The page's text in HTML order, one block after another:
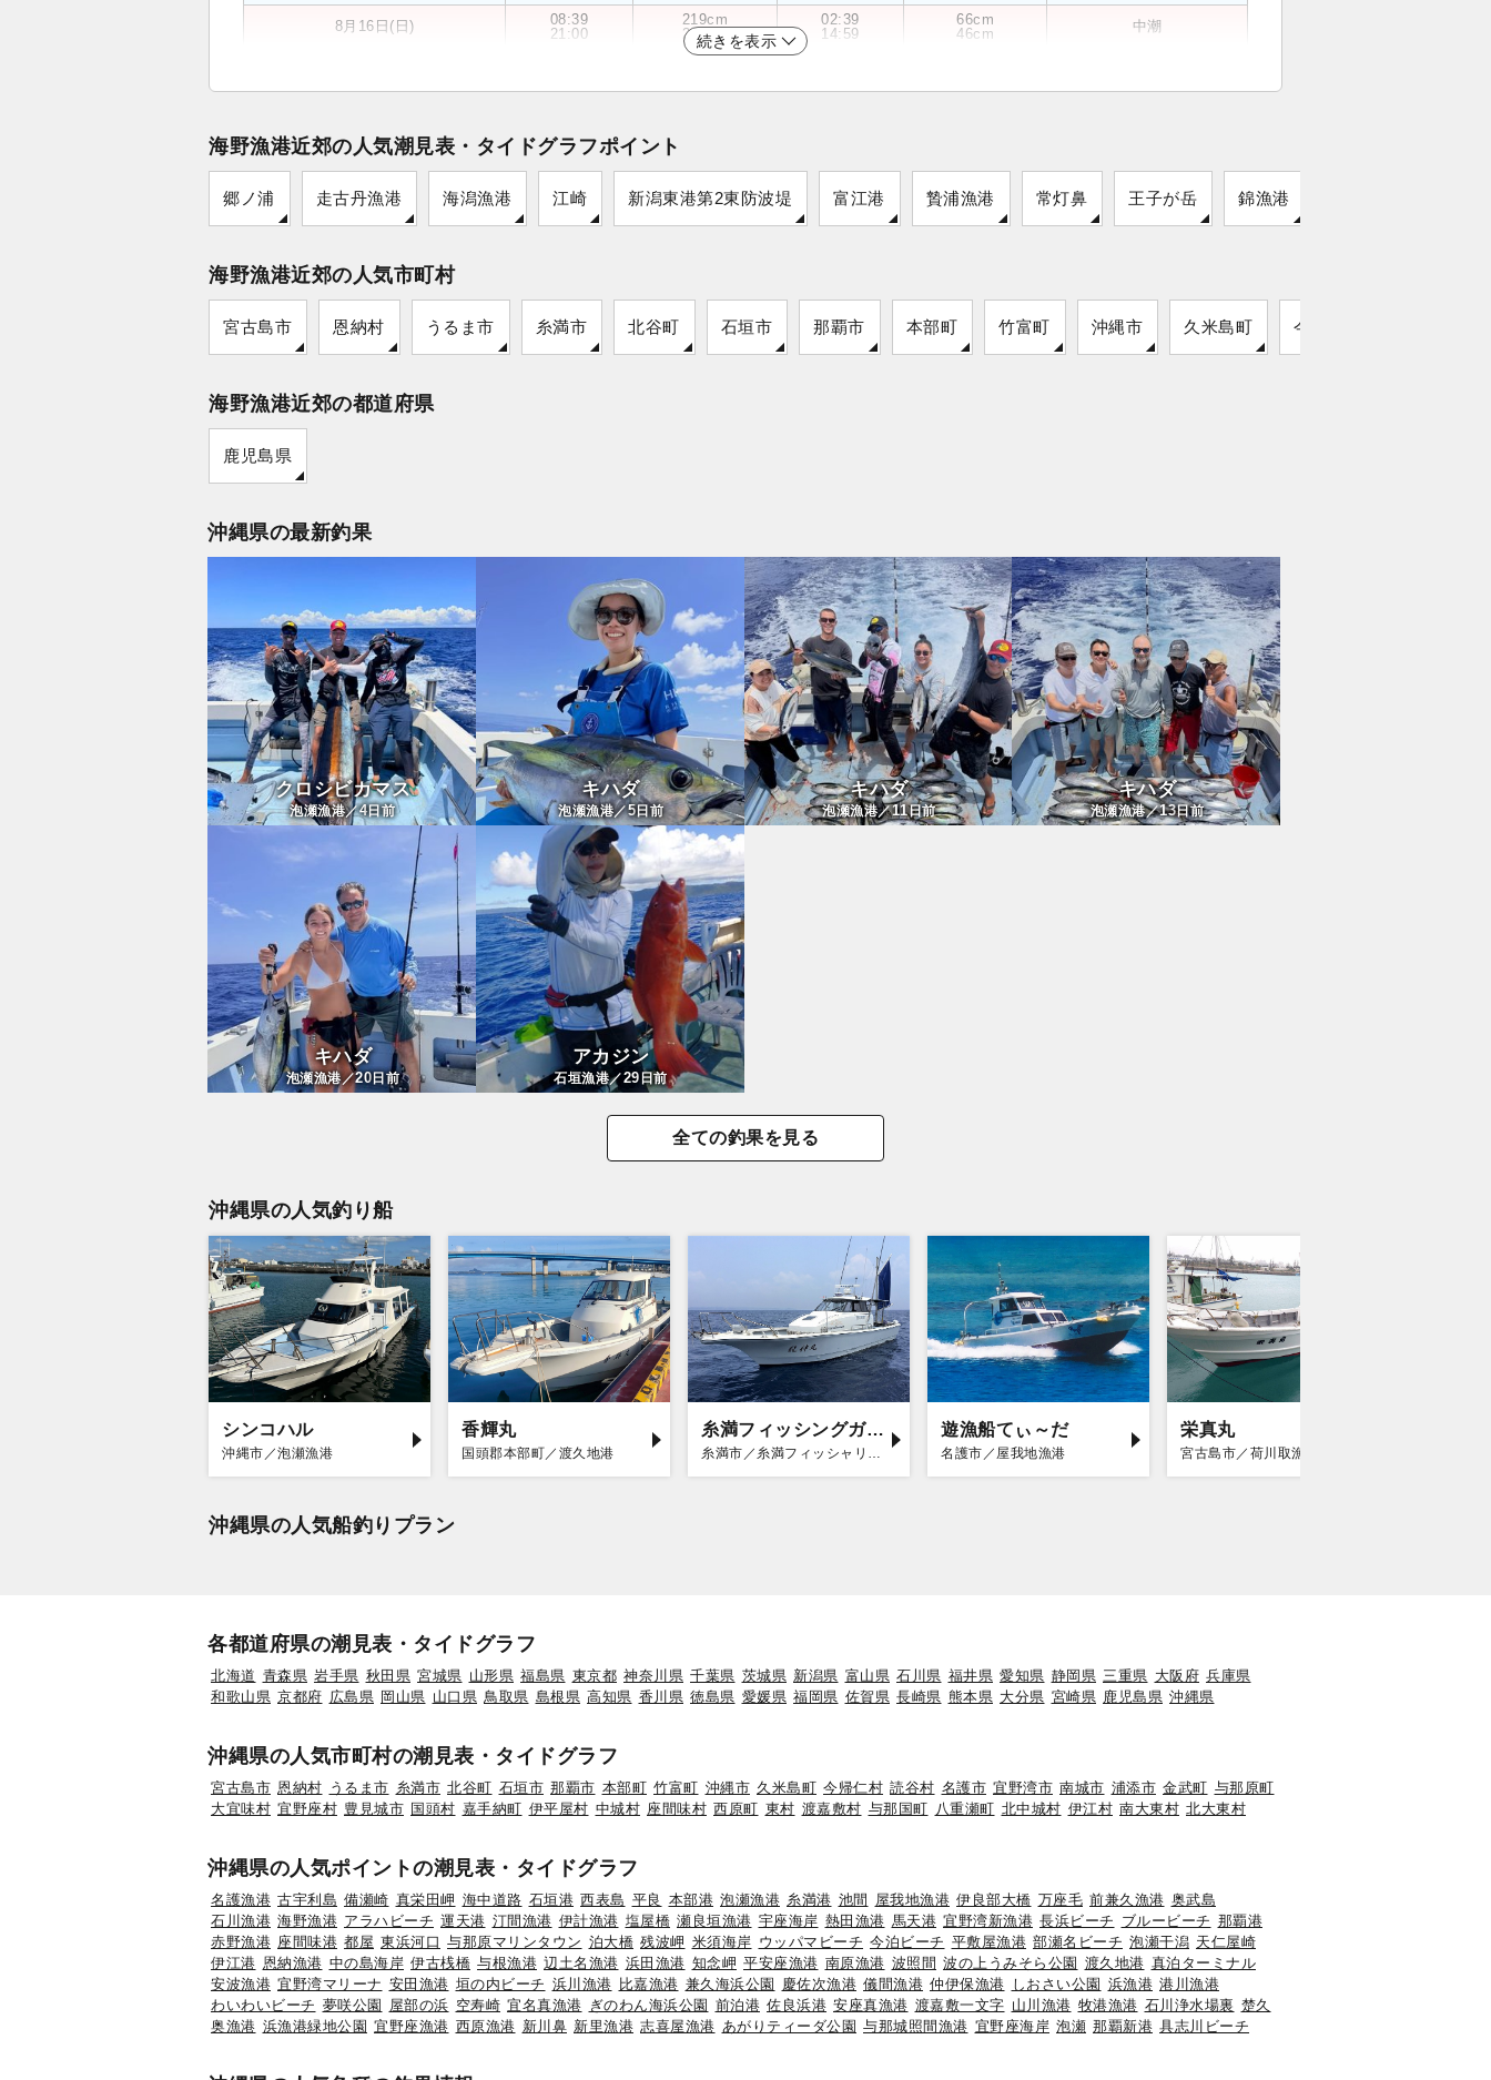
8月16日(日)
08:39
21:00
219cm
213cm
02:39
14:59
66cm
46cm
中潮
続きを表示
海野漁港近郊の人気潮見表・タイドグラフポイント
郷ノ浦 走古丹漁港 海潟漁港 江崎 新潟東港第2東防波堤 富江港 贄浦漁港 常灯鼻 王子が岳 錦漁港
海野漁港近郊の人気市町村
宮古島市 恩納村 うるま市 糸満市 北谷町 石垣市 那覇市 本部町 竹富町 沖縄市 久米島町 今帰仁村
海野漁港近郊の都道府県
鹿児島県
沖縄県の最新釣果
クロシビカマス
泡瀬漁港／4日前
キハダ
泡瀬漁港／5日前
キハダ
泡瀬漁港／11日前
キハダ
泡瀬漁港／13日前
キハダ
泡瀬漁港／20 日前
アカジン
石垣漁港／29 日前
全ての釣果を見る
沖縄県の人気釣り船
シンコハル
沖縄市／泡瀬漁港
香輝丸
国頭郡本部町／渡久地港
糸満フィッシングガイド 龍神丸
糸満市／糸満フィッシャリーナ
遊漁船てぃ～だ
名護市／屋我地漁港
栄真丸
宮古島市／荷川取漁港
沖縄県の人気船釣りプラン
各都道府県の潮見表・タイドグラフ
北海道 青森県 岩手県 秋田県 宮城県 山形県 福島県 東京都 神奈川県 千葉県 茨城県 新潟県 富山県 石川県 福井県 愛知県 静岡県 三重県 大阪府 兵庫県
和歌山県 京都府 広島県 岡山県 山口県 鳥取県 島根県 高知県 香川県 徳島県 愛媛県 福岡県 佐賀県 長崎県 熊本県 大分県 宮崎県 鹿児島県 沖縄県
沖縄県の人気市町村の潮見表・タイドグラフ
宮古島市 恩納村 うるま市 糸満市 北谷町 石垣市 那覇市 本部町 竹富町 沖縄市 久米島町 今帰仁村 読谷村 名護市 宜野湾市 南城市 浦添市 金武町 与那原町
大宜味村 宜野座村 豊見城市 国頭村 嘉手納町 伊平屋村 中城村 座間味村 西原町 東村 渡嘉敷村 与那国町 八重瀬町 北中城村 伊江村 南大東村 北大東村
沖縄県の人気ポイントの潮見表・タイドグラフ
名護漁港 古宇利島 備瀬崎 真栄田岬 海中道路 石垣港 西表島 平良 本部港 泡瀬漁港 糸満港 池間 屋我地漁港 伊良部大橋 万座毛 前兼久漁港 奥武島
石川漁港 海野漁港 アラハビーチ 運天港 汀間漁港 伊計漁港 塩屋橋 瀬良垣漁港 宇座海岸 熱田漁港 馬天港 宜野湾新漁港 長浜ビーチ ブルービーチ 那覇港
赤野漁港 座間味港 都屋 東浜河口 与那原マリンタウン 泊大橋 残波岬 米須海岸 ウッパマビーチ 今泊ビーチ 平敷屋漁港 部瀬名ビーチ 泡瀬干潟 天仁屋崎
伊江港 恩納漁港 中の島海岸 伊古桟橋 与根漁港 辺土名漁港 浜田漁港 知念岬 平安座漁港 南原漁港 波照間 波の上うみそら公園 渡久地港 真泊ターミナル
安波漁港 宜野湾マリーナ 安田漁港 垣の内ビーチ 浜川漁港 比嘉漁港 兼久海浜公園 慶佐次漁港 儀間漁港 仲伊保漁港 しおさい公園 浜漁港 港川漁港
わいわいビーチ 夢咲公園 屋部の浜 空寿崎 宜名真漁港 ぎのわん海浜公園 前泊港 佐良浜港 安座真漁港 渡嘉敷一文字 山川漁港 牧港漁港 石川浄水場裏 楚久
奥漁港 浜漁港緑地公園 宜野座漁港 西原漁港 新川鼻 新里漁港 志喜屋漁港 あがりティーダ公園 与那城照間漁港 宜野座海岸 泡瀬 那覇新港 具志川ビーチ